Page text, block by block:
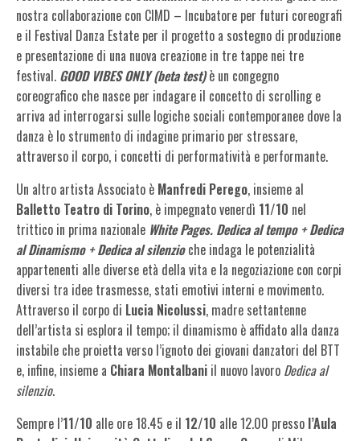
nostra collaborazione con CIMD – Incubatore per futuri coreografi
e il Festival Danza Estate per il progetto a sostegno di produzione
e presentazione di una nuova creazione in tre tappe nei tre
festival. GOOD VIBES ONLY (beta test)è un congegno
coreografico che nasce per indagare il concetto di scrolling e
arriva ad interrogarsi sulle logiche sociali contemporanee dove la
danza è lo strumento di indagine primario per stressare,
attraverso il corpo, i concetti di performatività e performante.
Un altro artista Associato è Manfredi Perego, insieme al
Balletto Teatro di Torino, è impegnato venerdì 11/10 nel
trittico in prima nazionale White Pages. Dedica al tempo + Dedica
al Dinamismo + Dedica al silenzioche indaga le potenzialità
appartenenti alle diverse età della vita e la negoziazione con corpi
diversi tra idee trasmesse, stati emotivi interni e movimento.
Attraverso il corpo di Lucia Nicolussi, madre settantenne
dell’artista si esplora il tempo; il dinamismo è affidato alla danza
instabile che proietta verso l’ignoto dei giovani danzatori del BTT
e, infine, insieme a Chiara Montalbani il nuovo lavoro Dedica al
silenzio.
Sempre l’11/10 alle ore 18.45 e il 12/10 alle 12.00 presso l’Aula